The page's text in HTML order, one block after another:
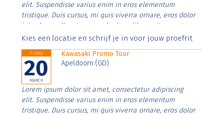
elit. Suspendisse varius enim in eros elementum
tristique. Duis cursus, mi quis viverra ornare, eros dolor
interdum nulla, ut commodo diam libero vitae erat.
Aenean faucibus nibh et justo cursus id rutrum lorem
Kies een locatie en schrijf je in voor jouw proefrit
Friday
20
MARCH
Kawasaki Promo Tour
Apeldoorn (GD)
Lorem ipsum dolor sit amet, consectetur adipiscing
elit. Suspendisse varius enim in eros elementum
tristique. Duis cursus, mi quis viverra ornare, eros dolor